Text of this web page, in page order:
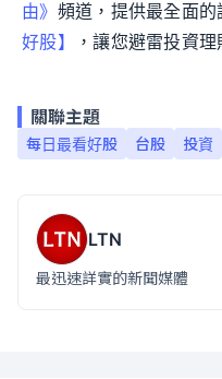
由》 頻道，提供最全面
好股】
，讓您避雷投資理
關聯主題
每日最看好股 台股 投資
LTN
最迅速詳實的新聞媒體